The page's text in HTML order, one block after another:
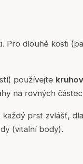
Pro dlouhé kosti
používejte
na rovných
prst zvlášť,
(vitalní body).